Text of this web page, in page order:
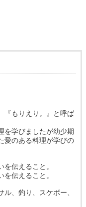
『もりえり。』と呼ば
を学びましたが幼少期
愛のある料理が学びの
伝えること。
伝えること。
、釣り、スケボー、